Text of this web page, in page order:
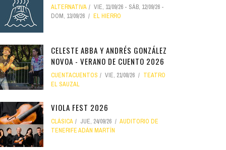
ALTERNATIVA VIE, 11/09/26 - SÁB, 12/09/26 -
DOM, 13/09/26
EL HIERRO
CELESTE ABBA Y ANDRÉS GONZÁLEZ
NOVOA - VERANO DE CUENTO 2026
CUENTACUENTOS VIE, 21/08/26
TEATRO
EL SAUZAL
VIOLA FEST 2026
CLÁSICA JUE, 24/09/26
AUDITORIO DE
TENERIFE ADÁN MARTÍN